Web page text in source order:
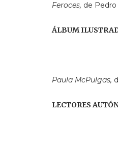
Feroces, de Pedro
ÁLBUM
Paula McPulgas,
LECTORES